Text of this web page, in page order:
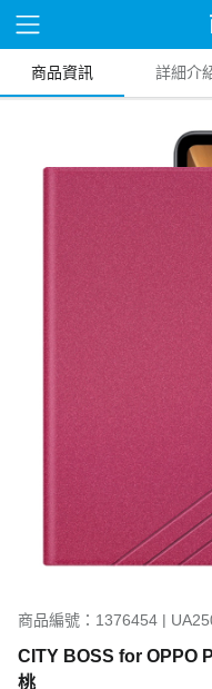
商品資訊 詳細介
商品編號：1376454 |
CITY BOSS for OPPO
桃